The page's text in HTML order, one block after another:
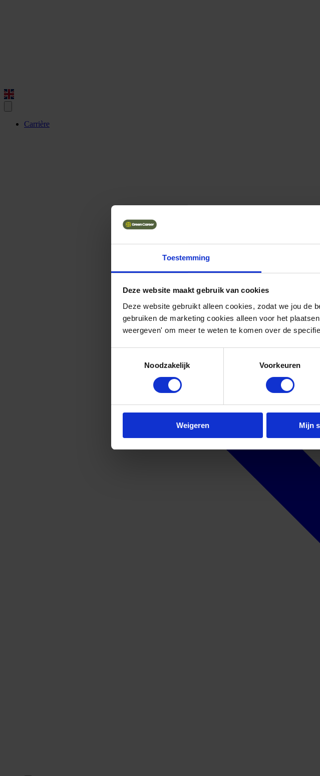
Toestemming
Deze website maakt gebruik van cookies
Deze website gebruikt alleen cookies, zodat we jou de
gebruiken de marketing cookies alleen voor het
weergeven' om meer te weten te komen over de
Noodzakelijk
Voorkeuren
Weigeren Mijn
Carrière